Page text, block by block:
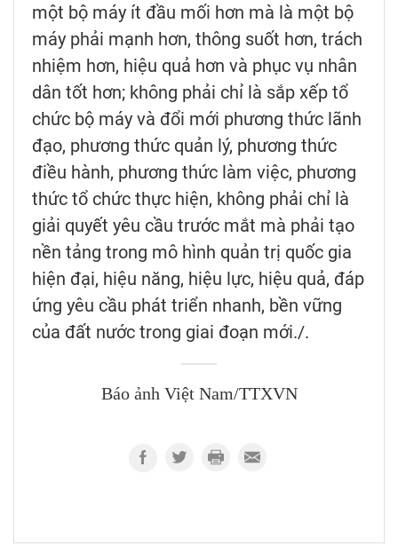
một bộ máy ít đầu mối hơn mà là một bộ
máy phải mạnh hơn, thông suốt hơn, trách
nhiệm hơn, hiệu quả hơn và phục vụ nhân
dân tốt hơn; không phải chỉ là sắp xếp tổ
chức bộ máy và đổi mới phương thức lãnh
đạo, phương thức quản lý, phương thức
điều hành, phương thức làm việc, phương
thức tổ chức thực hiện, không phải chỉ là
giải quyết yêu cầu trước mắt mà phải tạo
nền tảng trong mô hình quản trị quốc gia
hiện đại, hiệu năng, hiệu lực, hiệu quả, đáp
ứng yêu cầu phát triển nhanh, bền vững
của đất nước trong giai đoạn mới./.
Báo ảnh Việt Nam/TTXVN